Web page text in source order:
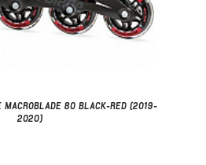
80 BLACK-RED (2019-
2020)